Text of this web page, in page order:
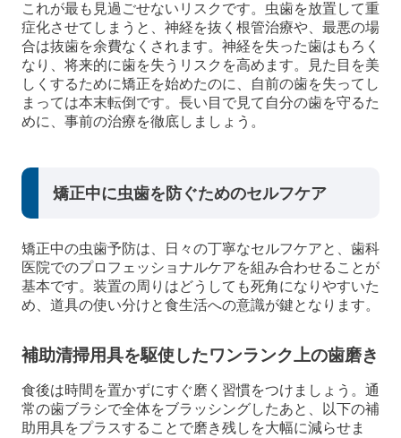
これが最も見過ごせないリスクです。虫歯を放置して重
症化させてしまうと、神経を抜く根管治療や、最悪の場
合は抜歯を余費なくされます。神経を失った歯はもろく
なり、将来的に歯を失うリスクを高めます。見た目を美
しくするために矯正を始めたのに、自前の歯を失ってし
まっては本末転倒です。長い目で見て自分の歯を守るた
めに、事前の治療を徹底しましょう。
矯正中に虫歯を防ぐためのセルフケア
矯正中の虫歯予防は、日々の丁寧なセルフケアと、歯科
医院でのプロフェッショナルケアを組み合わせることが
基本です。装置の周りはどうしても死角になりやすいた
め、道具の使い分けと食生活への意識が鍵となります。
補助清掃用具を駆使したワンランク上の歯磨き
食後は時間を置かずにすぐ磨く習慣をつけましょう。通
常の歯ブラシで全体をブラッシングしたあと、以下の補
助用具をプラスすることで磨き残しを大幅に減らせま